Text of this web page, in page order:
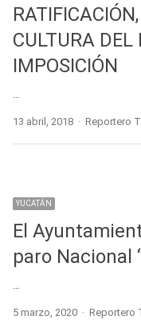
CULTURA DEL
IMPOSICIÓN
…
13 abril, 2018 Author
Reportero
YUCATÁN
El
paro Nacional
5 marzo, 2020 Author
Reportero